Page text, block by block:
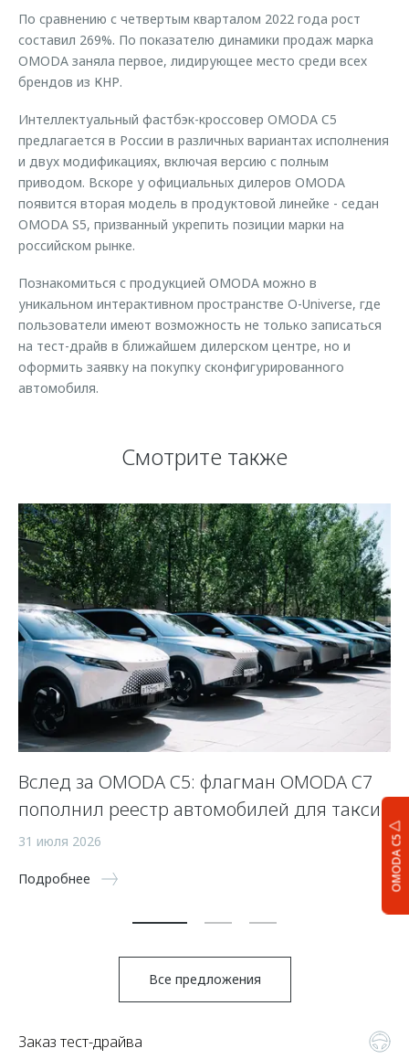
Трейд-ин
Калькулятор трейд-ин
Одежда и сувениры
Оригинальные аксессуары
Запчасти
OMODA C5
По сравнению с четвертым кварталом 2022 года рост
составил 269%. По показателю динамики продаж марка
OMODA заняла первое, лидирующее место среди всех
брендов из КНР.
Интеллектуальный фастбэк-кроссовер OMODA C5
предлагается в России в различных вариантах исполнения
и двух модификациях, включая версию с полным
приводом. Вскоре у официальных дилеров OMODA
появится вторая модель в продуктовой линейке - седан
OMODA S5, призванный укрепить позиции марки на
российском рынке.
Познакомиться с продукцией OMODA можно в
уникальном интерактивном пространстве O-Universe, где
пользователи имеют возможность не только записаться
на тест-драйв в ближайшем дилерском центре, но и
оформить заявку на покупку сконфигурированного
автомобиля.
Смотрите также
Вслед за OMODA C5: флагман OMODA C7
пополнил реестр автомобилей для такси
31 июля 2026
Подробнее
5
Все предложения
Заказ тест-драйва